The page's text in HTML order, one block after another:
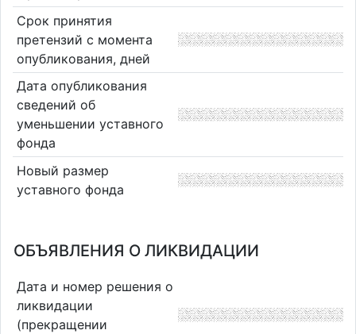
Срок принятия
претензий с момента
опубликования, дней
Дата опубликования
сведений об
уменьшении уставного
фонда
Новый размер
уставного фонда
ОБЪЯВЛЕНИЯ О ЛИКВИДАЦИИ
Дата и номер решения о
ликвидации
(прекращении